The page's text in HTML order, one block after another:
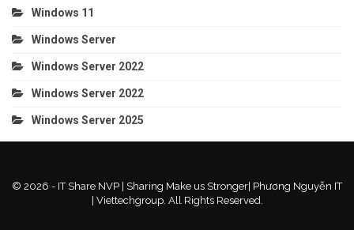
Windows 11
Windows Server
Windows Server 2022
Windows Server 2022
Windows Server 2025
© 2026 - IT Share NVP | Sharing Make us Stronger| Phương Nguyễn IT
| Viettechgroup. All Rights Reserved.